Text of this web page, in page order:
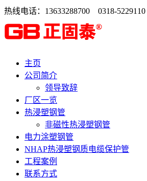
热线电话：13633288700 0318-5229110
主页
公司简介
领导致辞
厂区一览
热浸塑钢管
非磁性热浸塑钢管
电力涂塑钢管
NHAP热浸塑钢质电缆保护管
工程案例
联系方式